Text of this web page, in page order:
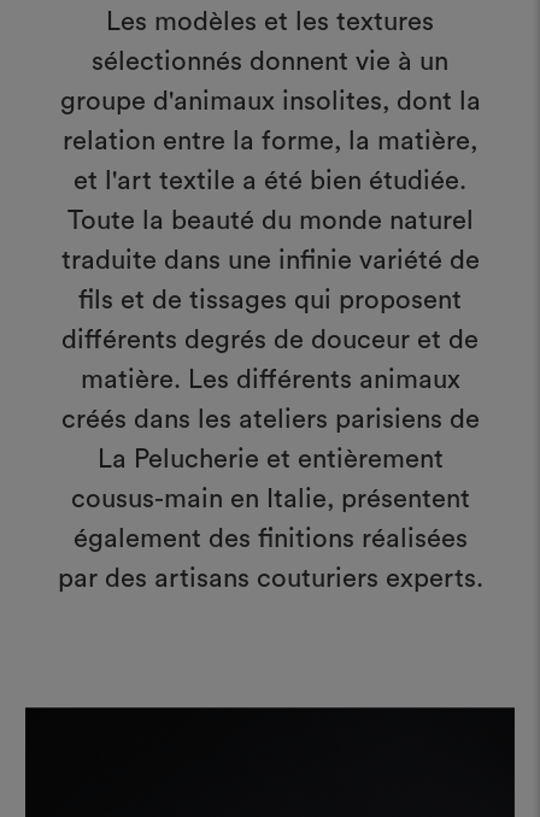
Les modèles et les textures
sélectionnés donnent vie à un
groupe d'animaux insolites, dont la
relation entre la forme, la matière,
et l'art textile a été bien étudiée.
Toute la beauté du monde naturel
traduite dans une infinie variété de
fils et de tissages qui proposent
différents degrés de douceur et de
matière. Les différents animaux
créés dans les ateliers parisiens de
La Pelucherie et entièrement
cousus-main en Italie, présentent
également des finitions réalisées
par des artisans couturiers experts.